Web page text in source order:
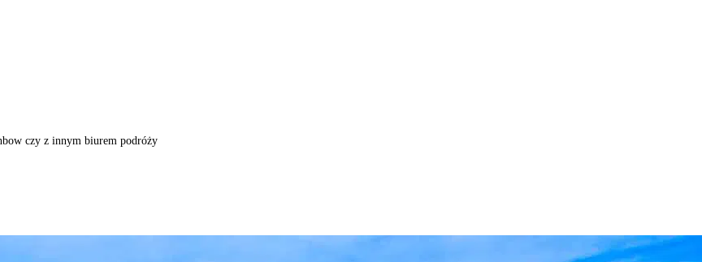
czy z innym biurem podróży